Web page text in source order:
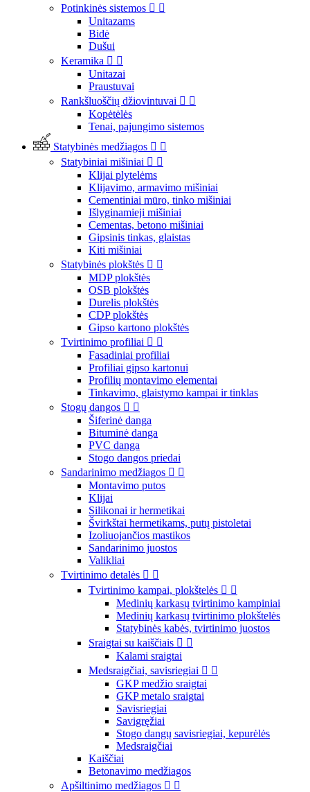
Potinkinės sistemos  
Unitazams
Bidė
Dušui
Keramika  
Unitazai
Praustuvai
Rankšluoščių džiovintuvai  
Kopėtėlės
Tenai, pajungimo sistemos
Statybinės medžiagos  
Statybiniai mišiniai  
Klijai plytelėms
Klijavimo, armavimo mišiniai
Cementiniai mūro, tinko mišiniai
Išlyginamieji mišiniai
Cementas, betono mišiniai
Gipsinis tinkas, glaistas
Kiti mišiniai
Statybinės plokštės  
MDP plokštės
OSB plokštės
Durelis plokštės
CDP plokštės
Gipso kartono plokštės
Tvirtinimo profiliai  
Fasadiniai profiliai
Profiliai gipso kartonui
Profilių montavimo elementai
Tinkavimo, glaistymo kampai ir tinklas
Stogų dangos  
Šiferinė danga
Bituminė danga
PVC danga
Stogo dangos priedai
Sandarinimo medžiagos  
Montavimo putos
Klijai
Silikonai ir hermetikai
Švirkštai hermetikams, putų pistoletai
Izoliuojančios mastikos
Sandarinimo juostos
Valikliai
Tvirtinimo detalės  
Tvirtinimo kampai, plokštelės  
Medinių karkasų tvirtinimo kampiniai
Medinių karkasų tvirtinimo plokštelės
Statybinės kabės, tvirtinimo juostos
Sraigtai su kaiščiais  
Kalami sraigtai
Medsraigčiai, savisriegiai  
GKP medžio sraigtai
GKP metalo sraigtai
Savisriegiai
Savigręžiai
Stogo dangų savisriegiai, kepurėlės
Medsraigčiai
Kaiščiai
Betonavimo medžiagos
Apšiltinimo medžiagos  